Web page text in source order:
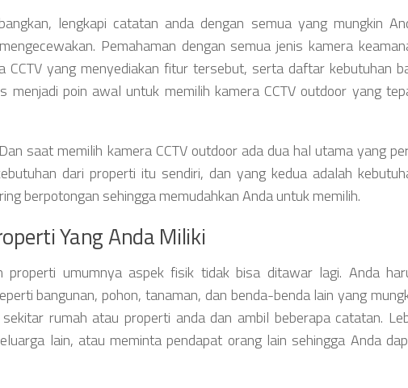
lengkapi catatan anda dengan semua yang mungkin
Pemahaman dengan semua jenis kamera
yang menyediakan fitur tersebut, serta daftar kebutuhan
poin awal untuk memilih kamera CCTV outdoor yang
saat memilih kamera CCTV outdoor ada dua hal utama yang
dari properti itu sendiri, dan yang kedua adalah
berpotongan sehingga memudahkan Anda untuk memilih.
Yang Anda Miliki
properti umumnya aspek fisik tidak bisa ditawar lagi. Anda
bangunan, pohon, tanaman, dan benda-benda lain yang
rumah atau properti anda dan ambil beberapa catatan.
lain, atau meminta pendapat orang lain sehingga Anda